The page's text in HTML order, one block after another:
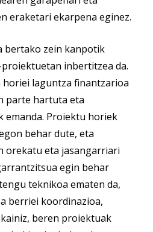
eraketari ekarpena eginez.
bertako zein kanpotik
inbertitzea da.
laguntza finantzarioa
parte hartuta eta
emanda. Proiektu horiek
behar dute, eta
orekatu eta jasangarriari
egin behar
teknikoa ematen da,
berriei koordinazioa,
beren proiektuak